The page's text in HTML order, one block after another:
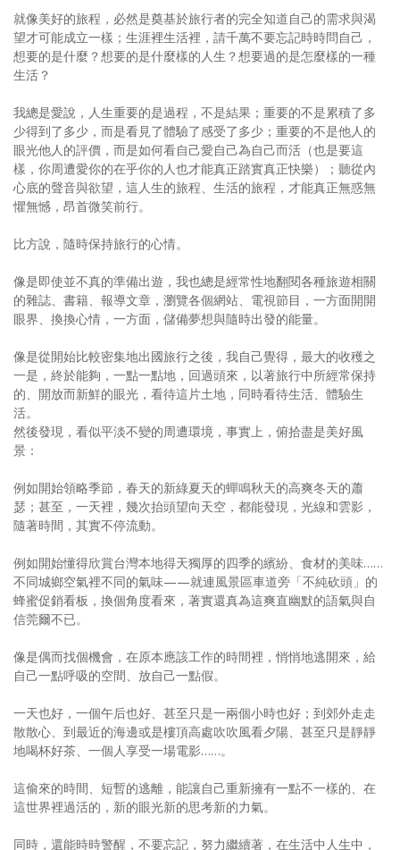
就像美好的旅程，必然是奠基於旅行者的完全知道自己的需求與渴
望才可能成立一樣；生涯裡生活裡，請千萬不要忘記時時問自己，
想要的是什麼？想要的是什麼樣的人生？想要過的是怎麼樣的一種
生活？
我總是愛說，人生重要的是過程，不是結果；重要的不是累積了多
少得到了多少，而是看見了體驗了感受了多少；重要的不是他人的
眼光他人的評價，而是如何看自己愛自己為自己而活（也是要這
樣，你周遭愛你的在乎你的人也才能真正踏實真正快樂）；聽從內
心底的聲音與欲望，這人生的旅程、生活的旅程，才能真正無惑無
懼無憾，昂首微笑前行。
比方說，隨時保持旅行的心情。
像是即使並不真的準備出遊，我也總是經常性地翻閱各種旅遊相關
的雜誌、書籍、報導文章，瀏覽各個網站、電視節目，一方面開開
眼界、換換心情，一方面，儲備夢想與隨時出發的能量。
像是從開始比較密集地出國旅行之後，我自己覺得，最大的收穫之
一是，終於能夠，一點一點地，回過頭來，以著旅行中所經常保持
的、開放而新鮮的眼光，看待這片土地，同時看待生活、體驗生
活。
然後發現，看似平淡不變的周遭環境，事實上，俯拾盡是美好風
景：
例如開始領略季節，春天的新綠夏天的蟬鳴秋天的高爽冬天的蕭
瑟；甚至，一天裡，幾次抬頭望向天空，都能發現，光線和雲影，
隨著時間，其實不停流動。
例如開始懂得欣賞台灣本地得天獨厚的四季的繽紛、食材的美味……
不同城鄉空氣裡不同的氣味——就連風景區車道旁「不純砍頭」的
蜂蜜促銷看板，換個角度看來，著實還真為這爽直幽默的語氣與自
信莞爾不已。
像是偶而找個機會，在原本應該工作的時間裡，悄悄地逃開來，給
自己一點呼吸的空間、放自己一點假。
一天也好，一個午后也好、甚至只是一兩個小時也好；到郊外走走
散散心、到最近的海邊或是樓頂高處吹吹風看夕陽、甚至只是靜靜
地喝杯好茶、一個人享受一場電影……。
這偷來的時間、短暫的逃離，能讓自己重新擁有一點不一樣的、在
這世界裡過活的，新的眼光新的思考新的力氣。
同時，還能時時警醒，不要忘記，努力繼續著，在生活中人生中，